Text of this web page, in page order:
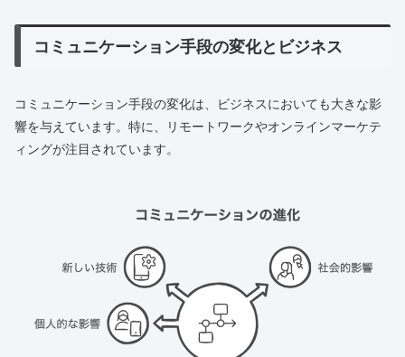
コミュニケーション手段の変化とビジネス
コミュニケーション手段の変化は、ビジネスにおいても大きな影
響を与えています。特に、リモートワークやオンラインマーケテ
ィングが注目されています。